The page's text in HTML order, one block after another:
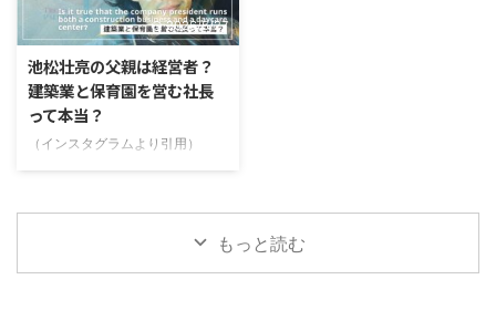
そんな上坂樹里さんを見て「誰か
に似ている気がする」と思った方
SNSでも「綾瀬はるかさんに似て
る！」「若い頃の仲間由紀恵さん
みたい！」といった声が見られま
す。 この記事では、上坂樹里さ
いると言われる理由についても紹
す。
2026/5/27
池松壮亮の父親は経営者？
建築業と保育園を営む社長
って本当？
（インスタグラムより引用）
つそうすけ）さんは、話題のドラ
大河ドラマ「豊臣兄弟！」で、豊
もっと読む